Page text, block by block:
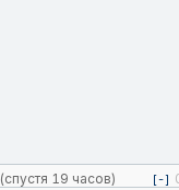
(спустя 19 часов) [-]